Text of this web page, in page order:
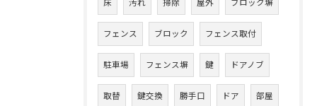
床 汚れ 掃除 屋外 ブロック塀
フェンス ブロック フェンス取付
駐車場 フェンス塀 鍵 ドアノブ
取替 鍵交換 勝手口 ドア 部屋